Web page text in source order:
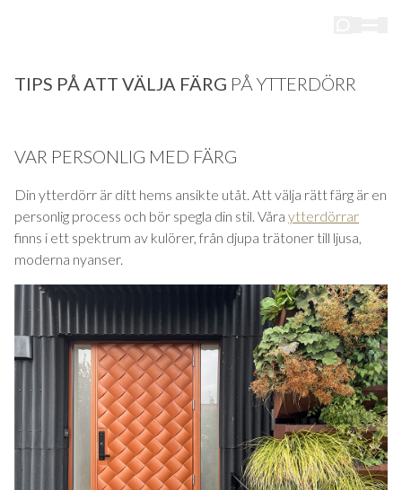
TIPS PÅ ATT VÄLJA FÄRG PÅ YTTERDÖRR
VAR PERSONLIG MED FÄRG
Din ytterdörr är ditt hems ansikte utåt. Att välja rätt färg är en
personlig process och bör spegla din stil. Våra ytterdörrar
finns i ett spektrum av kulörer, från djupa trätoner till ljusa,
moderna nyanser.